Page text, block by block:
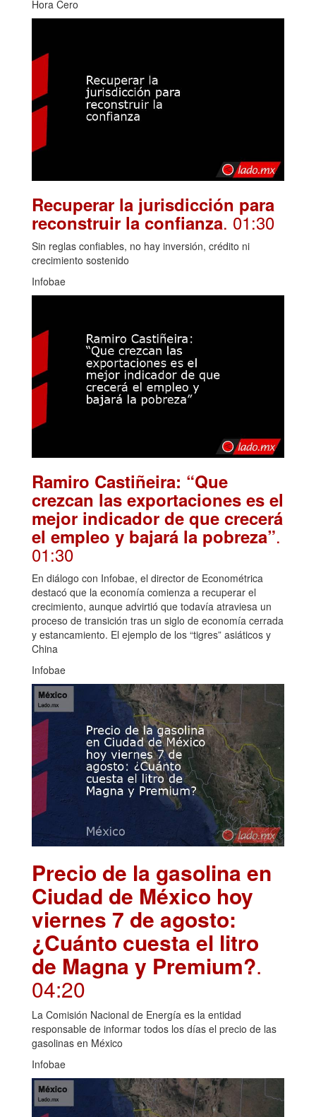
Hora Cero
Recuperar la jurisdicción para
reconstruir la confianza. 01:30
Sin reglas confiables, no hay inversión, crédito ni
crecimiento sostenido
Infobae
Ramiro Castiñeira: “Que
crezcan las exportaciones es el
mejor indicador de que crecerá
el empleo y bajará la pobreza”.
01:30
En diálogo con Infobae, el director de Econométrica
destacó que la economía comienza a recuperar el
crecimiento, aunque advirtió que todavía atraviesa un
proceso de transición tras un siglo de economía cerrada
y estancamiento. El ejemplo de los “tigres” asiáticos y
China
Infobae
Precio de la gasolina en
Ciudad de México hoy
viernes 7 de agosto:
¿Cuánto cuesta el litro
de Magna y Premium?.
04:20
La Comisión Nacional de Energía es la entidad
responsable de informar todos los días el precio de las
gasolinas en México
Infobae